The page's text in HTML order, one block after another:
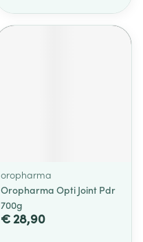
oropharma
Oropharma Opti Joint Pdr
700g
€ 28,90